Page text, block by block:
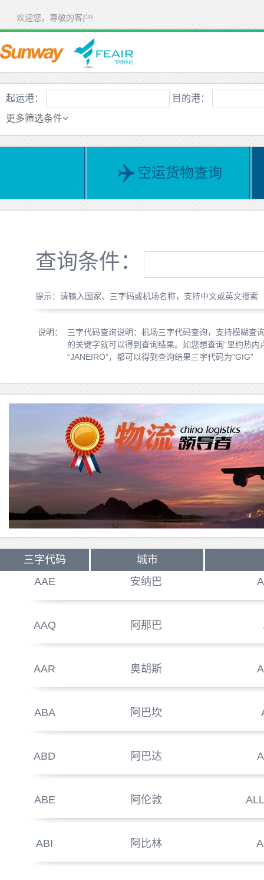
欢迎您，尊敬的客户!
起运港：
目的港：
更多筛选条件
空运货物查询
查询条件：
提示：请输入国家、三字码或机场名称，支持中文或英文搜索
说明：
三字代码查询说明：机场三字代码查询，支持模糊查
的关键字就可以得到查询结果。如您想查询“里约热内
“JANEIRO”，都可以得到查询结果三字代码为“GIG”
三字代码
城市
AAE
安纳巴
AAQ 阿那巴
AAR 奥胡斯
ABA 阿巴坎
ABD 阿巴达
ABE 阿伦敦
ABI 阿比林